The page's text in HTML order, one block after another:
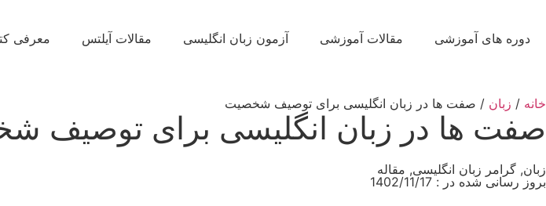
دوره های آموزشی مقالات آموزشی آزمون زبان انگلیسی مقالات آیلتس معرفی
خانه / زبان / صفت ها در زبان انگلیسی برای توصیف شخصیت
صفت ها در زبان انگلیسی برای توصیف
زبان, گرامر زبان انگلیسی, مقاله
بروز رسانی شده در : 1402/11/17